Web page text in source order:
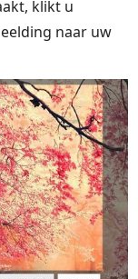
klikt u
naar uw